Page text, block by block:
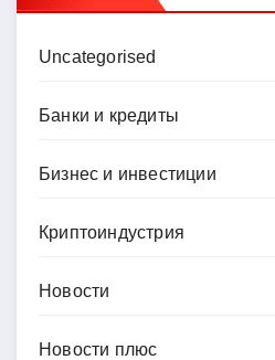
Uncategorised
Банки и кредиты
Бизнес и инвестиции
Криптоиндустрия
Новости
Новости плюс